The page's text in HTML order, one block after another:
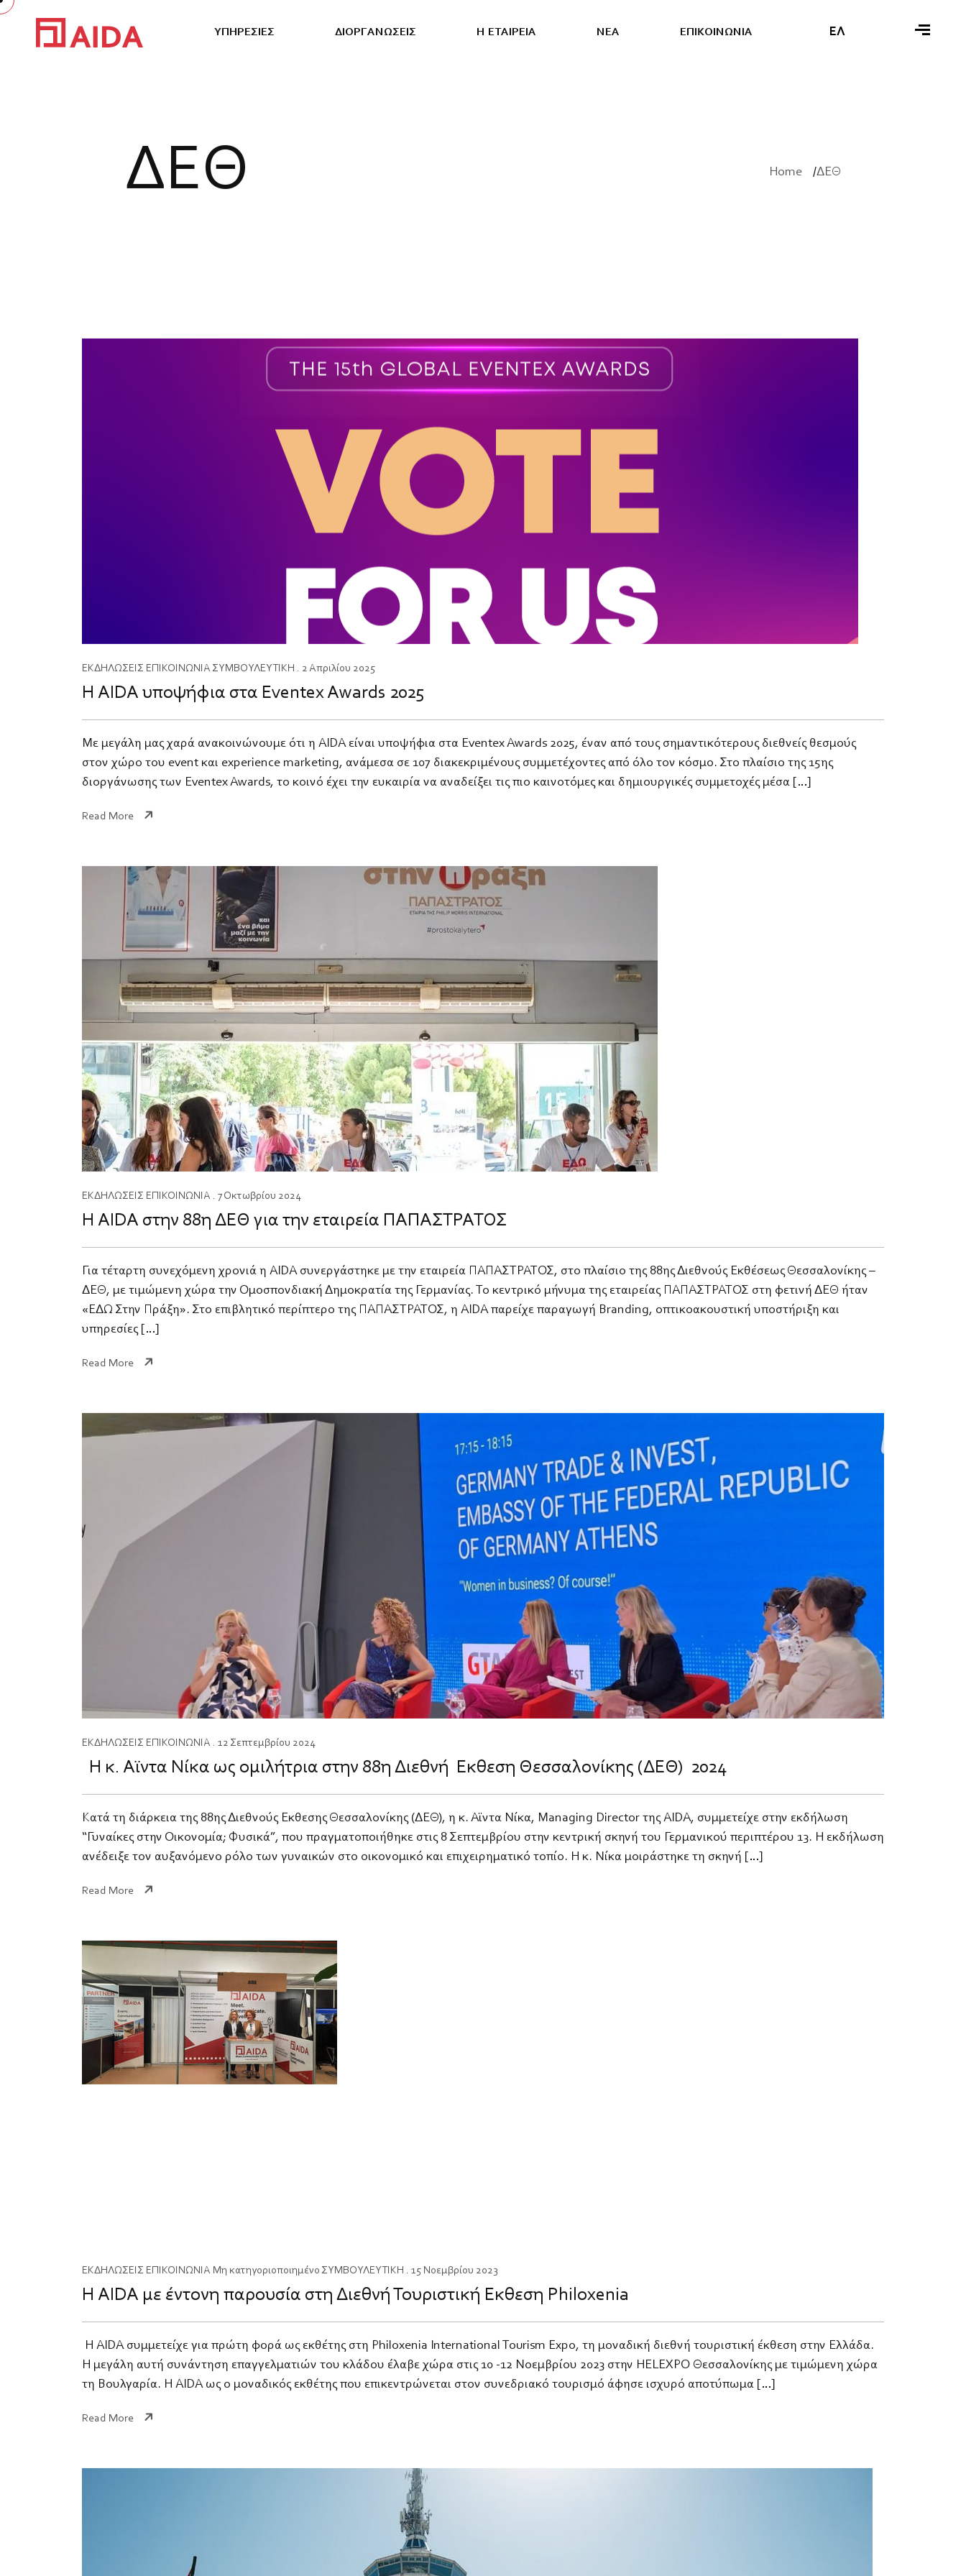
ΥΠ Η Ρ ΕΣ ΕΣ ΔΙ Ο Ρ ΓΑ Ν ΩΣ ΕΙ Σ Η ΕΤΑ Ρ ΕΙ Α Ν ΕΑ ΕΠ ΚΟ Ν Ω Ν Α ΕΛ
ΔΕΘ Home ΔΕΘ
ΕΚΔΗΛΩΣΕΙΣ ΕΠΙΚΟΙΝΩΝΙΑ ΣΥΜΒΟΥΛΕΥΤΙΚΗ . 2 Απριλίου 2025
Η AIDA υποψήφια στα Eventex Awards 2025
Με μεγάλη μας χαρά ανακοινώνουμε ότι η AIDA είναι υποψήφια στα Eventex Awards 2025, έναν από τους σημαντικότερους διεθνείς θεσμούς
στον χώρο του event και experience marketing, ανάμεσα σε 107 διακεκριμένους συμμετέχοντες από όλο τον κόσμο. Στο πλαίσιο της 15ης
διοργάνωσης των Eventex Awards, το κοινό έχει την ευκαιρία να αναδείξει τις πιο καινοτόμες και δημιουργικές συμμετοχές μέσα […]
Read More
ΕΚΔΗΛΩΣΕΙΣ ΕΠΙΚΟΙΝΩΝΙΑ . 7 Οκτωβρίου 2024
Η AIDA στην 88η ΔΕΘ για την εταιρεία ΠΑΠΑΣΤΡΑΤΟΣ
Για τέταρτη συνεχόμενη χρονιά η AIDA συνεργάστηκε με την εταιρεία ΠΑΠΑΣΤΡΑΤΟΣ, στο πλαίσιο της 88ης Διεθνούς Εκθέσεως Θεσσαλονίκης –
ΔΕΘ, με τιμώμενη χώρα την Ομοσπονδιακή Δημοκρατία της Γερμανίας. Το κεντρικό μήνυμα της εταιρείας ΠΑΠΑΣΤΡΑΤΟΣ στη φετινή ΔΕΘ ήταν
«ΕΔΩ Στην Πράξη». Στο επιβλητικό περίπτερο της ΠΑΠΑΣΤΡΑΤΟΣ, η AIDA παρείχε παραγωγή Branding, οπτικοακουστική υποστήριξη και
υπηρεσίες […]
Read More
ΕΚΔΗΛΩΣΕΙΣ ΕΠΙΚΟΙΝΩΝΙΑ . 12 Σεπτεμβρίου 2024
Η κ. Αϊντα Νίκα ως ομιλήτρια στην 88η Διεθνή Έκθεση Θεσσαλονίκης (ΔΕΘ) 2024
Κατά τη διάρκεια της 88ης Διεθνούς Έκθεσης Θεσσαλονίκης (ΔΕΘ), η κ. Αϊντα Νίκα, Managing Director της AIDA, συμμετείχε στην εκδήλωση
“Γυναίκες στην Οικονομία; Φυσικά”, που πραγματοποιήθηκε στις 8 Σεπτεμβρίου στην κεντρική σκηνή του Γερμανικού περιπτέρου 13. Η εκδήλωση
ανέδειξε τον αυξανόμενο ρόλο των γυναικών στο οικονομικό και επιχειρηματικό τοπίο. Η κ. Νίκα μοιράστηκε τη σκηνή […]
Read More
ΕΚΔΗΛΩΣΕΙΣ ΕΠΙΚΟΙΝΩΝΙΑ Μη κατηγοριοποιημένο ΣΥΜΒΟΥΛΕΥΤΙΚΗ . 15 Νοεμβρίου 2023
Η AIDA με έντονη παρουσία στη Διεθνή Τουριστική Eκθεση Philoxenia
​ Η AIDA συμμετείχε για πρώτη φορά ως εκθέτης στη Philoxenia International Tourism Expo, τη μοναδική διεθνή τουριστική έκθεση στην Ελλάδα.
Η μεγάλη αυτή συνάντηση επαγγελματιών του κλάδου έλαβε χώρα στις 10 -12 Νοεμβρίου 2023 στην HELEXPO Θεσσαλονίκης με τιμώμενη χώρα
τη Βουλγαρία. Η AIDA ως ο μοναδικός εκθέτης που επικεντρώνεται στον συνεδριακό τουρισμό άφησε ισχυρό αποτύπωμα […]
Read More